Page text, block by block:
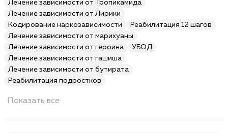
Лечение зависимости от Тропикамида
Лечение зависимости от Лирики
Кодирование наркозависимости
Реабилитация 12 шагов
Лечение зависимости от марихуаны
Лечение зависимости от героина
УБОД
Лечение зависимости от гашиша
Лечение зависимости от бутирата
Реабилитация подростков
Показать все